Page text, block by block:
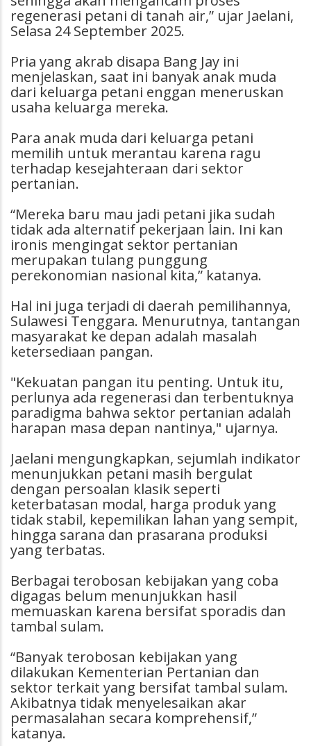
regenerasi petani di tanah air,” ujar Jaelani,
Selasa 24 September 2025.
Pria yang akrab disapa Bang Jay ini
menjelaskan, saat ini banyak anak muda
dari keluarga petani enggan meneruskan
usaha keluarga mereka.
Para anak muda dari keluarga petani
memilih untuk merantau karena ragu
terhadap kesejahteraan dari sektor
pertanian.
“Mereka baru mau jadi petani jika sudah
tidak ada alternatif pekerjaan lain. Ini kan
ironis mengingat sektor pertanian
merupakan tulang punggung
perekonomian nasional kita,” katanya.
Hal ini juga terjadi di daerah pemilihannya,
Sulawesi Tenggara. Menurutnya, tantangan
masyarakat ke depan adalah masalah
ketersediaan pangan.
"Kekuatan pangan itu penting. Untuk itu,
perlunya ada regenerasi dan terbentuknya
paradigma bahwa sektor pertanian adalah
harapan masa depan nantinya," ujarnya.
Jaelani mengungkapkan, sejumlah indikator
menunjukkan petani masih bergulat
dengan persoalan klasik seperti
keterbatasan modal, harga produk yang
tidak stabil, kepemilikan lahan yang sempit,
hingga sarana dan prasarana produksi
yang terbatas.
Berbagai terobosan kebijakan yang coba
digagas belum menunjukkan hasil
memuaskan karena bersifat sporadis dan
tambal sulam.
“Banyak terobosan kebijakan yang
dilakukan Kementerian Pertanian dan
sektor terkait yang bersifat tambal sulam.
Akibatnya tidak menyelesaikan akar
permasalahan secara komprehensif,”
katanya.